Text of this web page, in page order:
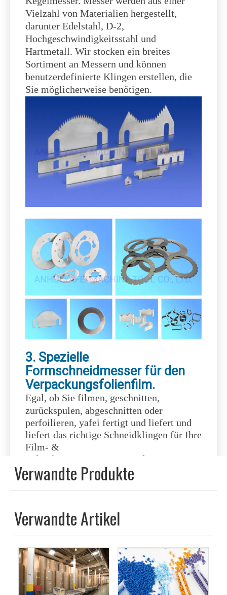
2. kreisförmige Zahnmesser
für die Verpackungspapier-
Kunststofffolienindustrie
(kann nach Zeichnungen
angepasst werden)
Yafei-Messer bietet eine komplette Linie
und vakuumbildenden
Verpackungsmaschinen.
Wir bieten die feinsten Qualitätsgut-
Verpackungsmesser, Zickzack- und
Glattschneidermesser und Amboss,
abgeschrägte Scher-Schneiden von
Messern, Fächer-Form-Messer, Over-